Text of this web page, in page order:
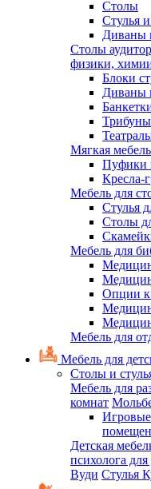
Столы
Стулья
Диваны
Столы
физики,
Блоки
Диваны
Мягкая
Пуфики
Кресла-
Мебель для
Cтулья
Cтолы
Мебель для
Опции
Мебель для
Мебель для
Столы и
Мебель для
комнат
Детская
психолога для
Вуди Стулья